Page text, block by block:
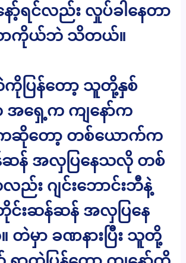
ာ့်ရင်လည်း လှုပ်ခါနေတာ
ာကိုယ်ဘဲ သိတယ်။
ပြန်တော့ သူတို့နှစ်
ရှေ့က ကျနော်က
ဆိုတော့ တစ်ယောက်က
န်ဆန် အလှပြနေသလို တစ်
း ဂျင်းဘောင်းဘီနဲ့
းဆန်ဆန် အလှပြနေ
တဲမှာ ခဏနားပြီး သူတို့